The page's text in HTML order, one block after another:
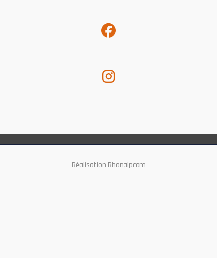
Réalisation Rhonalpcom